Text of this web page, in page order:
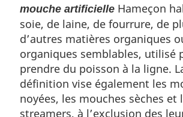
mouche artificielle Hameçon
soie, de laine, de fourrure, de
d’autres matières organiques
organiques semblables, utilisé
prendre du poisson à la ligne.
définition vise également les
noyées, les mouches sèches et
streamers, à l’exclusion des